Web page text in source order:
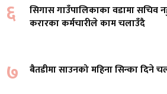
६
सिगास गाउँपालिकाका वडामा सचिव
करारका कर्मचारीले काम चलाउँदै
७ बैतडीमा साउनको महिना सिन्का दिने